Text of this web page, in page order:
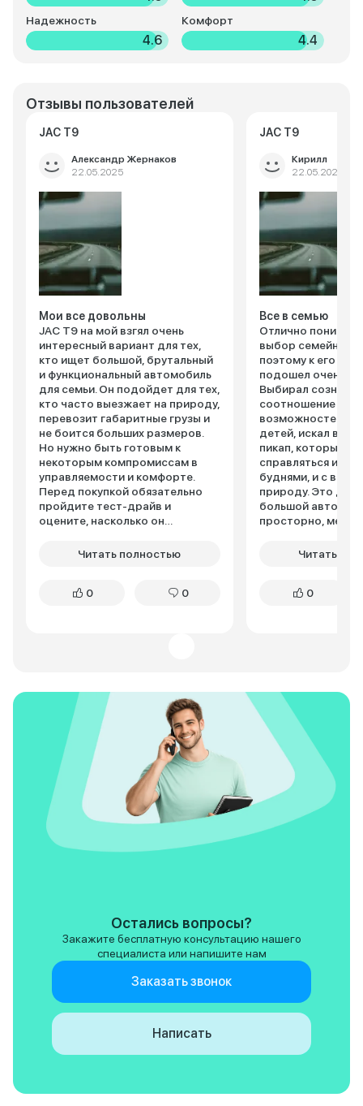
Надежность
4.6
Комфорт
4.4
Отзывы пользователей
JAC T9
Александр Жернаков
22.05.2025
Мои все довольны
JAC T9 на мой взгял очень
интересный вариант для тех,
кто ищет большой, брутальный
и функциональный автомобиль
для семьи. Он подойдет для тех,
кто часто выезжает на природу,
перевозит габаритные грузы и
не боится больших размеров.
Но нужно быть готовым к
некоторым компромиссам в
управляемости и комфорте.
Перед покупкой обязательно
пройдите тест-драйв и
оцените, насколько он
семье. Большой двигатель и
В городском цикле он точно
поездок на дачу или к реке то,
что нужно. Спасибо за этот
автомобиль производителям.
Читать полностью
0 0
JAC T9
Кирилл
22.05.2025
Все в семью
Отлично
выбор семейного
поэтому к его
подошел очень
Выбирал
соотношение
возможностей.
детей, искал
пикап, который
справляться и с
буднями, и с
природу. Это
большой
просторно, места
пассажиров. Для
добром
Автомобиль
новый на рынке,
поломок еще не
я надеюсь на
основываясь на
других моделях
возможности
свой отзыв.
Читать
0
Остались вопросы?
Закажите бесплатную консультацию нашего
специалиста или напишите нам
Заказать звонок
Написать